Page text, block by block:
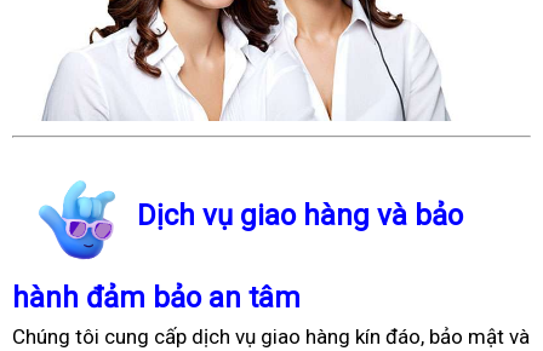
Dịch vụ giao hàng và bảo
hành đảm bảo an tâm
Chúng tôi cung cấp dịch vụ giao hàng kín đáo, bảo mật và